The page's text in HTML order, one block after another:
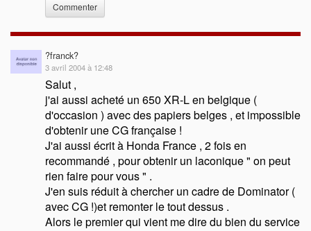
Commenter
?franck?
3 avril 2004 à 12:48
Salut ,
j'ai aussi acheté un 650 XR-L en belgique (
d'occasion ) avec des papiers belges , et impossible
d'obtenir une CG française !
J'ai aussi écrit à Honda France , 2 fois en
recommandé , pour obtenir un laconique " on peut
rien faire pour vous " .
J'en suis réduit à chercher un cadre de Dominator (
avec CG !)et remonter le tout dessus .
Alors le premier qui vient me dire du bien du service